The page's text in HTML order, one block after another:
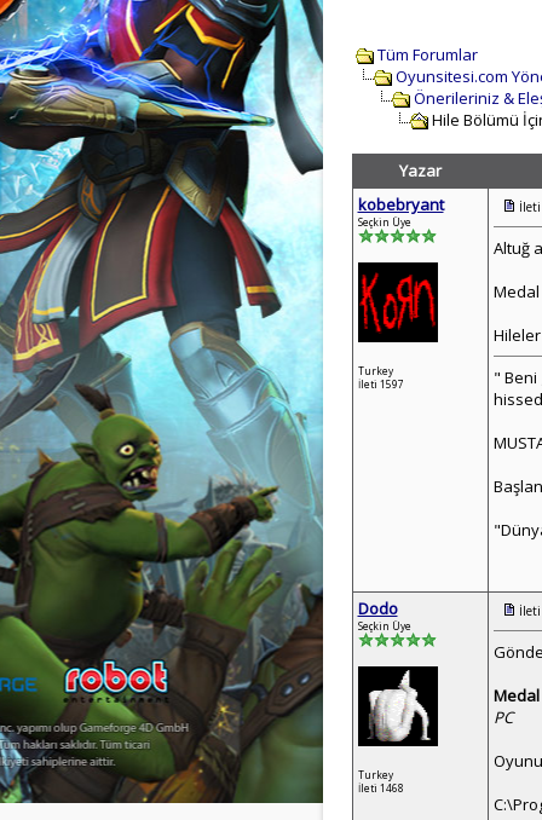
Tüm Forumlar
Oyunsitesi.com
Önerileriniz &
Hile Bölümü
Yazar
kobebryant
Seçkin Üye
Turkey
İleti 1597
Altuğ
Medal
Hileler
" Beni
Dodo
Seçkin Üye
Turkey
İleti 1468
PC